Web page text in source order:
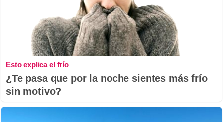
Esto explica el frío
¿Te pasa que por la noche sientes más frío
sin motivo?